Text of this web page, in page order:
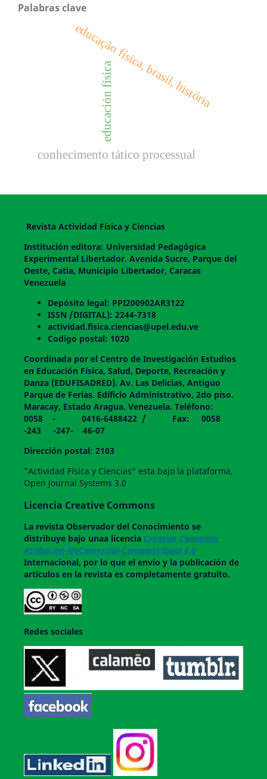
Palabras clave
educación física
educação física, brasil, história
conhecimento tático processual
Revista Actividad Física y Ciencias
Institución editora: Universidad Pedagógica
Experimental Libertador. Avenida Sucre, Parque del
Oeste, Catia, Municipio Libertador, Caracas
Venezuela
Depósito legal: PPI200902AR3122
ISSN /DIGITAL): 2244-7318
actividad.fisica.ciencias@upel.edu.ve
Codigo postal: 1020
Coordinada por el Centro de Investigación Estudios
en Educación Física, Salud, Deporte, Recreación y
Danza (EDUFISADRED). Av. Las Delicias, Antiguo
Parque de Ferias. Edificio Administrativo, 2do piso.
Maracay, Estado Aragua. Venezuela. Teléfono:
0058 - 0416-6488422 / Fax: 0058
-243 -247- 46-07
Dirección postal: 2103
"Actividad Física y Ciencias" esta bajo la plataforma,
Open Journal Systems 3.0
Licencia Creative Commons
La revistaObservador del Conocimiento se
distribuye bajo unaa licencia Creative Commons
Atribución-NoComercial-CompartirIgual 4.0
Internacional, por lo que el envío y la publicación de
artículos en la revista es completamente gratuito.
Redes sociales